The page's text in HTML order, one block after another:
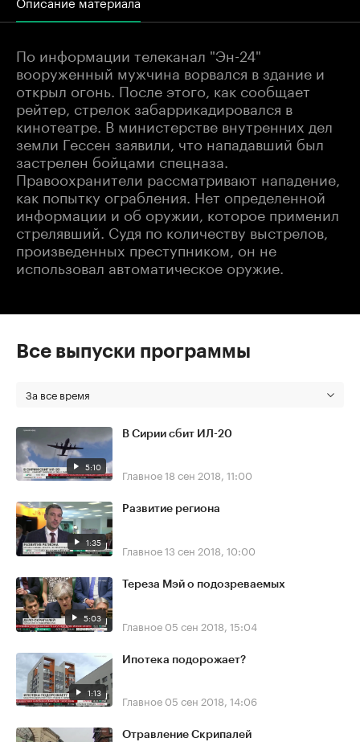
По информации телеканал "Эн-24"
вооруженный мужчина ворвался в здание и
открыл огонь. После этого, как сообщает
рейтер, стрелок забаррикадировался в
кинотеатре. В министерстве внутренних дел
земли Гессен заявили, что нападавший был
застрелен бойцами спецназа.
Правоохранители рассматривают нападение,
как попытку ограбления. Нет определенной
информации и об оружии, которое применил
стрелявший. Судя по количеству выстрелов,
произведенных преступником, он не
использовал автоматическое оружие.
Все выпуски программы
За все время
5:10
В Сирии сбит ИЛ-20
Главное18 сен 2018, 11:00
1:35
Развитие региона
Главное13 сен 2018, 10:00
5:03
Тереза Мэй о подозреваемых
Главное 05 сен 2018, 15:04
1:13
Ипотека подорожает?
Главное 05 сен 2018, 14:06
Отравление Скрипалей